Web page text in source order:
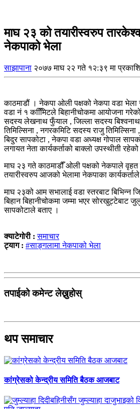
माघ २३ को तयारीस्वरुप
नेकपाको भेला
साझापाना २०७७ माघ २२ गते १२:३९ मा
काठमाडौं । नेकपा ओली पक्षको नेकपा वडा
वडा नं १ कमिििटले बिहानीचोकमा आयोजना
सदस्य लेखनाथ फुँयाल , जिल्ला सदस्य बिश्वनाथ
तिमिल्सिना , नगरकमिटि सदस्य राजु
बिदुर सापकोटा , नेकपा वडा अध्यक्ष गोपाल
लगायत नेता कार्यकर्ताको बाक्लो उपस्थीती रहेको
माघ २३ गते काठमाडौँ ओली पक्षको नेकपाले
तयारीस्वरुप आजको भेलामा नेकपाका
माघ २३को आम सभालाई वडा स्तरबाट बिभिन्न
बिहान बिहानीचोकमा जम्मा भएर सोरखुट्टेबाट
सापकोटाले बताए ।
क्याटेगोरी :समाचार
ट्याग : #साङ्गलामा नेकपाको भेला
तपाईको कमेन्ट लेख्नुहोस्
थप समाचार
कांग्रेसको केन्द्रीय समिति बैठक आजबाट